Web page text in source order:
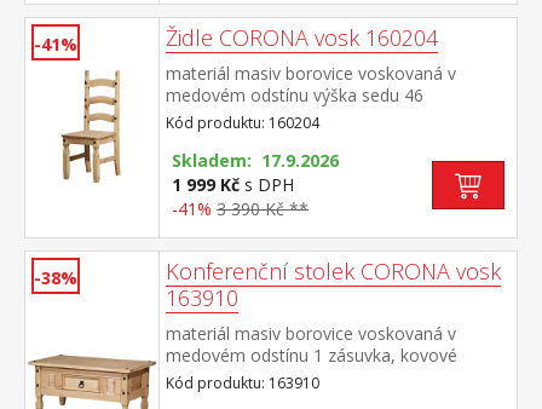
-41% Židle CORONA vosk 160204
materiál masiv borovice voskovaná v
medovém odstínu výška sedu 46
cm součást sestavy Corona
Kód produktu: 160204
Skladem: 17.9.2026
1 999 Kč s DPH
-41% 3 390 Kč **
-38%
Konferenční stolek CORONA vosk
163910
materiál masiv borovice voskovaná v
medovém odstínu 1 zásuvka, kovové
ozdobné úchytky součást sestavy Corona
Kód produktu: 163910